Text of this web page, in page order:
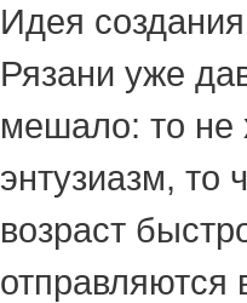
Идея
Рязани уже
мешало: то не
энтузиазм, то
возраст
отправляются